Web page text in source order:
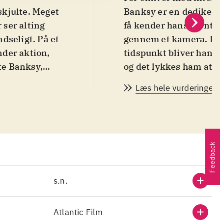
Meget
ser alting
På et
aktion,
Banksy,
ham - i
begynder
om
Banksy er en
få kender hans
gennem et kamera.
tidspunkt bliver han
og det lykkes ham at
udførelse af hans
mand med et psykisk
Thierry selv at
kæmpemæssigt opsat
Banksy kommer
excentriske (eller
om, så
Læs hele vurderingen
s.n.
Atlantic Film
Feedback